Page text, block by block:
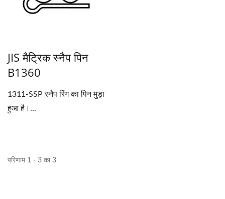
JIS मैट्रिक स्नैप पिन
B1360
1311-SSP स्नैप रिंग का पिन मुड़ा
हुआ है।...
परिणाम 1 - 3 का 3